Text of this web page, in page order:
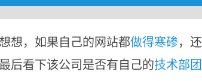
想，如果自己的网站都做得寒碜，
后看下该公司是否有自己的技术部